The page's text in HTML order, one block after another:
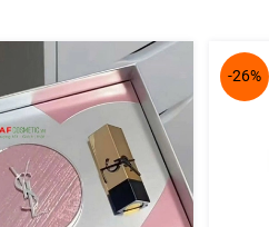
phong cách trang điểm.
và tươi mới.
-26%